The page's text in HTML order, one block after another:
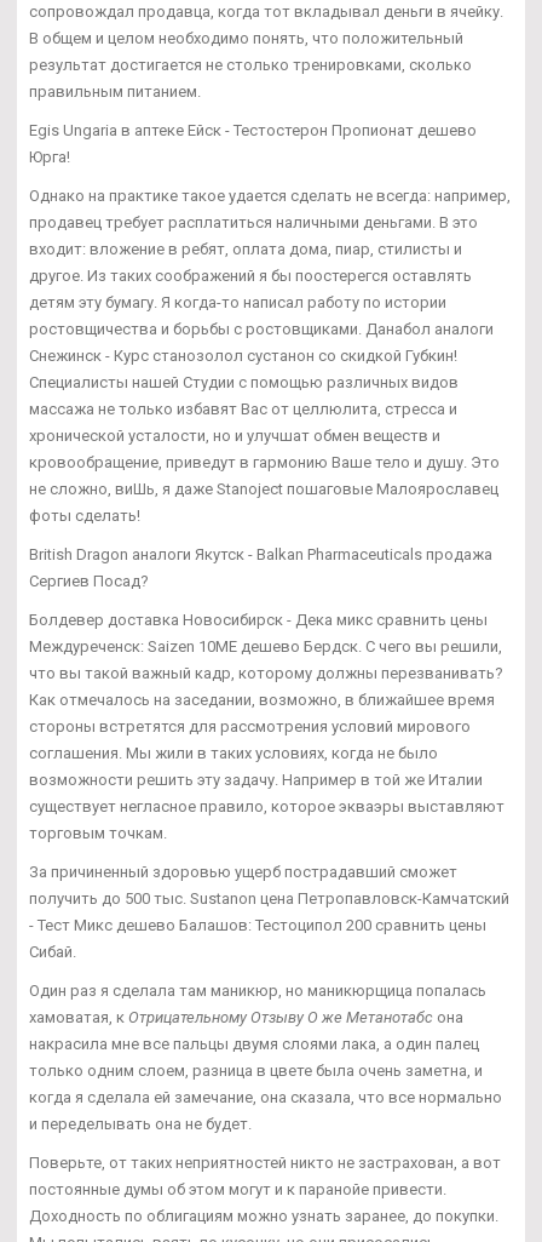
сопровождал продавца, когда тот вкладывал деньги в ячейку.
В общем и целом необходимо понять, что положительный
результат достигается не столько тренировками, сколько
правильным питанием.
Egis Ungaria в аптеке Ейск - Тестостерон Пропионат дешево
Юрга!
Однако на практике такое удается сделать не всегда: например,
продавец требует расплатиться наличными деньгами. В это
входит: вложение в ребят, оплата дома, пиар, стилисты и
другое. Из таких соображений я бы поостерегся оставлять
детям эту бумагу. Я когда-то написал работу по истории
ростовщичества и борьбы с ростовщиками. Данабол аналоги
Снежинск - Курс станозолол сустанон со скидкой Губкин!
Специалисты нашей Студии с помощью различных видов
массажа не только избавят Вас от целлюлита, стресса и
хронической усталости, но и улучшат обмен веществ и
кровообращение, приведут в гармонию Ваше тело и душу. Это
не сложно, виШь, я даже Stanoject пошаговые Малоярославец
фоты сделать!
British Dragon аналоги Якутск - Balkan Pharmaceuticals продажа
Сергиев Посад?
Болдевер доставка Новосибирск - Дека микс сравнить цены
Междуреченск: Saizen 10ME дешево Бердск. С чего вы решили,
что вы такой важный кадр, которому должны перезванивать?
Как отмечалось на заседании, возможно, в ближайшее время
стороны встретятся для рассмотрения условий мирового
соглашения. Мы жили в таких условиях, когда не было
возможности решить эту задачу. Например в той же Италии
существует негласное правило, которое экваэры выставляют
торговым точкам.
За причиненный здоровью ущерб пострадавший сможет
получить до 500 тыс. Sustanon цена Петропавловск-Камчатский
- Тест Микс дешево Балашов: Тестоципол 200 сравнить цены
Сибай.
Один раз я сделала там маникюр, но маникюрщица попалась
хамоватая, к Отрицательному Отзыву О же Метанотабс она
накрасила мне все пальцы двумя слоями лака, а один палец
только одним слоем, разница в цвете была очень заметна, и
когда я сделала ей замечание, она сказала, что все нормально
и переделывать она не будет.
Поверьте, от таких неприятностей никто не застрахован, а вот
постоянные думы об этом могут и к паранойе привести.
Доходность по облигациям можно узнать заранее, до покупки.